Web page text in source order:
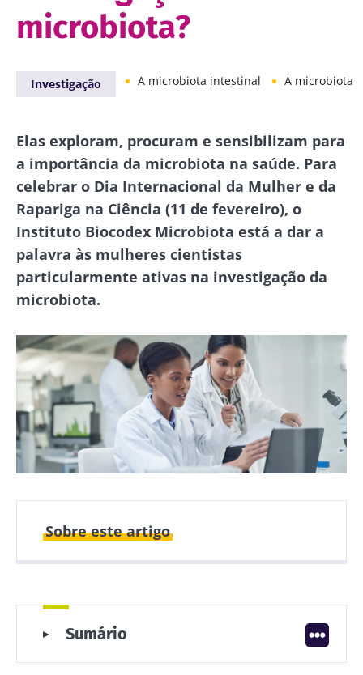
microbiota?
Investigação A microbiota intestinal A microbiota
Elas exploram, procuram e sensibilizam para
a importância da microbiota na saúde. Para
celebrar o Dia Internacional da Mulher e da
Rapariga na Ciência (11 de fevereiro), o
Instituto Biocodex Microbiota está a dar a
palavra às mulheres cientistas
particularmente ativas na investigação da
microbiota.
Sobre este artigo
09 Fevereiro 2023
30 Janeiro 2024
Sumário
Elas estudam a microbiota vaginal